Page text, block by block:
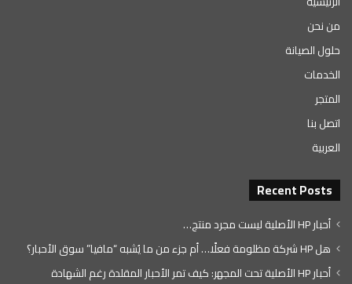
من نحن
حلول الصيانة
الخدمات
المتجر
اتصل بنا
العربية
Recent Posts
أحبار HP الأصلية ليست مجرد منتج…
هل HP شركة مظلومة فعلًا… أم جزء من ما يُشبه “مافيا” سوق الأحبار؟
أحبار HP الأصلية تحت المجهر: كيف تمر الأحبار المقلدة رغم الشهادة